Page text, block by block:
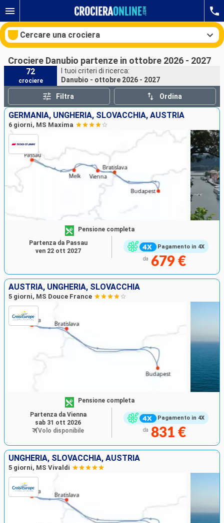
Cercare una crociera
Le nostre destinazioni
Mesi di partenza
Porti
Ricerca
Crociere Danubio partenze in ottobre 2026 - 2027
72
crociere
I tuoi criteri di ricerca:
Danubio - ottobre 2026 - 2027
Filtra Ordina
GERMANIA, UNGHERIA, SLOVACCHIA, AUSTRIA
6 giorni, MS Maxima
Pagamento in 4X
Pensione completa
da 679 €
Partenza da Passau
ven 22 ott 2027
AUSTRIA, UNGHERIA, SLOVACCHIA
5 giorni, MS Douce France
Pagamento in 4X
Pensione completa
da 831 €
Partenza da Vienna
sab 31 ott 2026
Volo disponibile
UNGHERIA, SLOVACCHIA, AUSTRIA
5 giorni, MS Vivaldi